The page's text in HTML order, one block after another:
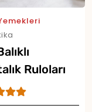
Ruloları